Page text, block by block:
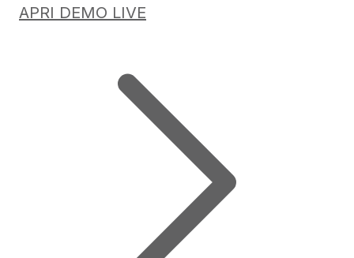
APRI DEMO LIVE